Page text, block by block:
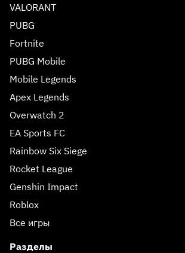
VALORANT
PUBG
Fortnite
PUBG Mobile
Mobile Legends
Apex Legends
Overwatch 2
EA Sports FC
Rainbow Six Siege
Rocket League
Genshin Impact
Roblox
Все игры
Разделы